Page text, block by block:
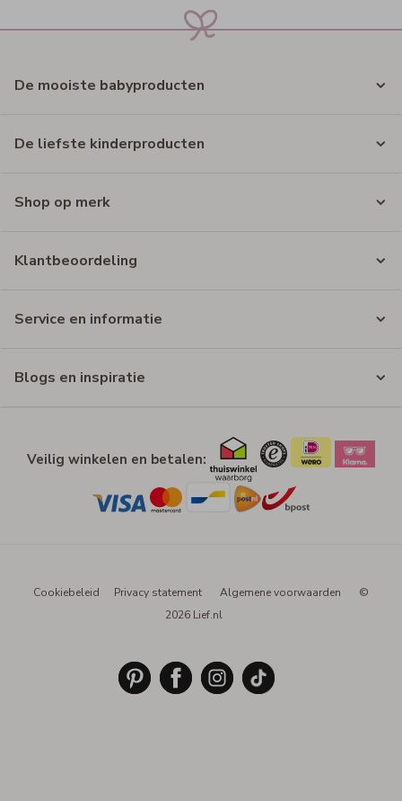
De mooiste babyproducten
De liefste kinderproducten
Shop op merk
Klantbeoordeling
Service en informatie
Blogs en inspiratie
Veilig winkelen en betalen:
Cookiebeleid Privacy statement Algemene voorwaarden
©
2026 Lief.nl